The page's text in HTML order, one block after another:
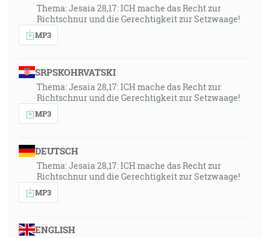
Thema: Jesaia 28,17: ICH mache das Recht zur
Richtschnur und die Gerechtigkeit zur Setzwaage!
MP3
SRPSKOHRVATSKI
Thema: Jesaia 28,17: ICH mache das Recht zur
Richtschnur und die Gerechtigkeit zur Setzwaage!
MP3
DEUTSCH
Thema: Jesaia 28,17: ICH mache das Recht zur
Richtschnur und die Gerechtigkeit zur Setzwaage!
MP3
ENGLISH